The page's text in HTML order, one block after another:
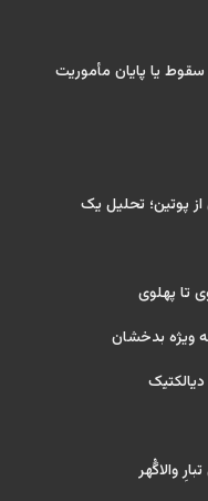
یا پایان مأموریت
پوتین؛ تحلیل یک
تا پهلوی
ویژه بدخشان
والاگُهر